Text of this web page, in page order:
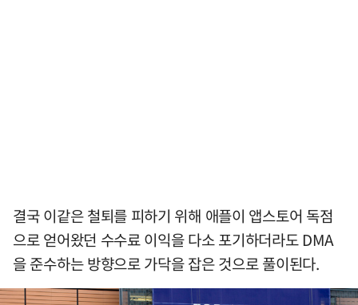
결국 이같은 철퇴를 피하기 위해 애플이 앱스토어 독점
으로 얻어왔던 수수료 이익을 다소 포기하더라도 DMA
을 준수하는 방향으로 가닥을 잡은 것으로 풀이된다.